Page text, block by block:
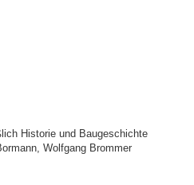
Historie und Baugeschichte
Wolfgang Brommer